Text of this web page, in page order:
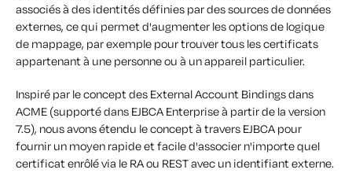
associés à des identités définies par des sources de données
externes, ce qui permet d'augmenter les options de logique
de mappage, par exemple pour trouver tous les certificats
appartenant à une personne ou à un appareil particulier.
Inspiré par le concept des External Account Bindings dans
ACME (supporté dans EJBCA Enterprise à partir de la version
7.5), nous avons étendu le concept à travers EJBCA pour
fournir un moyen rapide et facile d'associer n'importe quel
certificat enrôlé via le RA ou REST avec un identifiant externe.